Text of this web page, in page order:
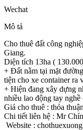
Wechat
Mô tả
Cho thuê đất công
Giang.
Diện tích 13ha (
+ Đất nằm tại mặt
tiện cho xe container ra
+ Hiện đang xây dựng
nhiều lao động tay
Giá cho thuê : thỏa
Chi tiết liên hệ : Mr
Website :